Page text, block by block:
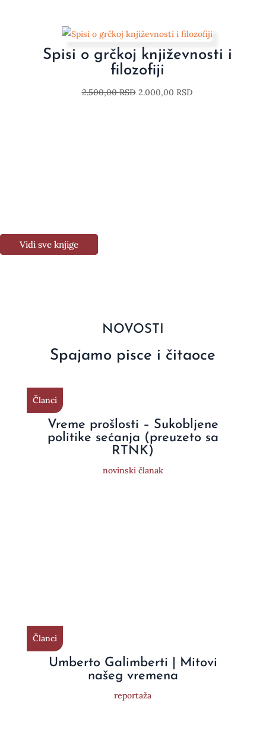
Spisi o grčkoj književnosti i
filozofiji
2.500,00RSD 2.000,00 RSD
Vidi sve knjige
NOVOSTI
Spajamo pisce i čitaoce
Članci
Vreme prošlosti – Sukobljene
politike sećanja (preuzeto sa
RTNK)
novinski članak
Članci
Umberto Galimberti | Mitovi
našeg vremena
reportaža